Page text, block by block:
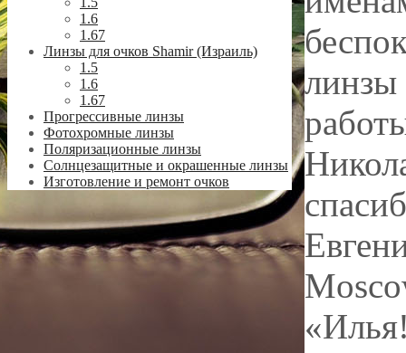
1.6
1.67
Линзы для очков Shamir (Израиль)
1.5
1.6
1.67
Прогрессивные линзы
Фотохромные линзы
Поляризационные линзы
Солнцезащитные и окрашенные линзы
Изготовление и ремонт очков
линзы